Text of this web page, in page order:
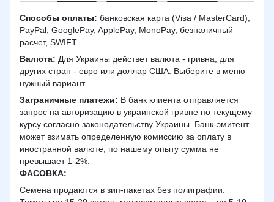
Способы оплаты: банковская карта (Visa / MasterCard),
PayPal, GooglePay, ApplePay, MonoPay, безналичный
расчет, SWIFT.
Валюта: Для Украины действет валюта - гривна; для
других стран - евро или доллар США. Выберите в меню
нужный вариант.
Заграничные платежи: В банк клиента отправляется
запрос на авторизацию в украинской гривне по текущему
курсу согласно законодательству Украины. Банк-эмитент
может взимать определенную комиссию за оплату в
иностранной валюте, по нашему опыту сумма не
превышает 1-2%.
ФАСОВКА:
Семена продаются в зип-пакетах без полиграфии.